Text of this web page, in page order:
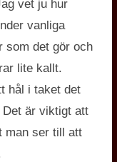
vet ju hur
vanliga
som det gör och
lite kallt.
hål i taket det
är viktigt att
man ser till att